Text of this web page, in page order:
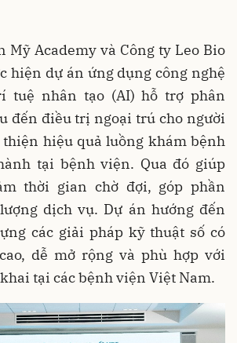
Mỹ Academy và Công ty Leo Bio
hiện dự án ứng dụng công nghệ
tuệ nhân tạo (AI) hỗ trợ phân
đến điều trị ngoại trú cho người
hiệu quả luồng khám bệnh
tại bệnh viện. Qua đó giúp
thời gian chờ đợi, góp phần
dịch vụ. Dự án hướng đến
các giải pháp kỹ thuật số có
dễ mở rộng và phù hợp với
tại các bệnh viện Việt Nam.